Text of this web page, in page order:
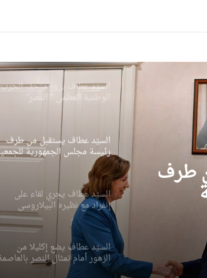
طرف
على
السيّد عطاف يزور متحف الحرب
السيّد عطاف يستقبل من طرف
رئيسة مجلس الجمهورية للجمعية
الوطنية البيلاروسية
السيّد عطاف يجري لقاء على
إنفراد مع نظيره البيلاروسي
السيّد عطاف يضع إكليلا من
الزهور أمام تمثال النصر بالعاصمة
مينسك
أحداث سبتة تدفع البرلمان
الإسباني لمطالبة “الفيفا” بإلغاء
المشاركة المغربية في استضافة